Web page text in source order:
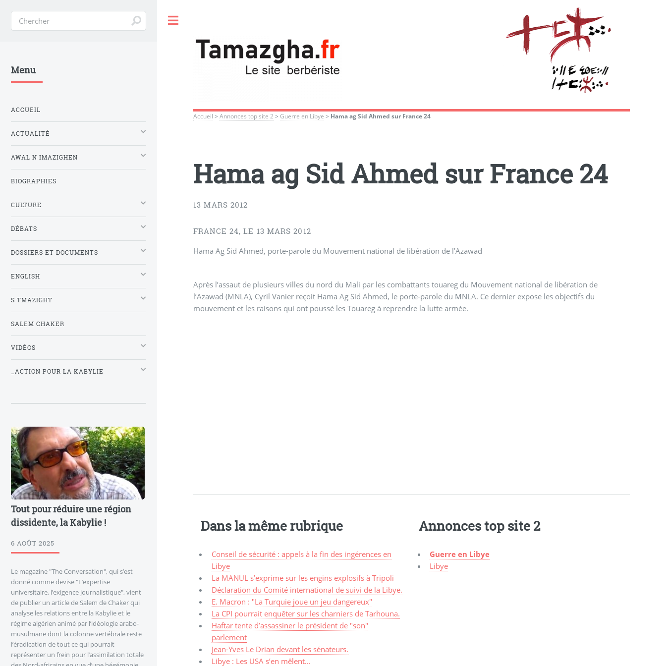
Accueil >Annonces top site 2 > Guerre en Libye > Hama ag Sid Ahmed sur France 24
Hama ag Sid Ahmed sur France 24
13 MARS 2012
FRANCE 24, LE 13 MARS 2012
Hama Ag Sid Ahmed, porte-parole du Mouvement national de libération de l’Azawad
Après l’assaut de plusieurs villes du nord du Mali par les combattants touareg du Mouvement national de libération de
l’Azawad (MNLA), Cyril Vanier reçoit Hama Ag Sid Ahmed, le porte-parole du MNLA. Ce dernier expose les objectifs du
mouvement et les raisons qui ont poussé les Touareg à reprendre la lutte armée.
Dans la même rubrique
Conseil de sécurité : appels à la fin des ingérences en
Libye
La MANUL s’exprime sur les engins explosifs à Tripoli
Déclaration du Comité international de suivi de la Libye.
E. Macron : "La Turquie joue un jeu dangereux"
La CPI pourrait enquêter sur les charniers de Tarhouna.
Haftar tente d’assassiner le président de "son"
parlement
Jean-Yves Le Drian devant les sénateurs.
Libye : Les USA s’en mêlent...
Annonces top site 2
Guerre en Libye
Libye
Menu
ACCUEIL
ACTUALITÉ
AWAL N IMAZIGHEN
BIOGRAPHIES
CULTURE
DÉBATS
DOSSIERS ET DOCUMENTS
ENGLISH
S TMAZIGHT
SALEM CHAKER
VIDÉOS
_ACTION POUR LA KABYLIE
Tout pour réduire une région
dissidente, la Kabylie !
6 AOÛT 2025
Le magazine "The Conversation", qui s’est
donné comme devise "L’expertise
universitaire, l’exigence journalistique", vient
de publier un article de Salem de Chaker qui
analyse les relations entre la Kabylie et le
régime algérien animé par l’idéologie arabo-
musulmane dont la colonne vertébrale reste
l’éradication de tout ce qui pourrait
représenter un frein pour l’assimilation totale